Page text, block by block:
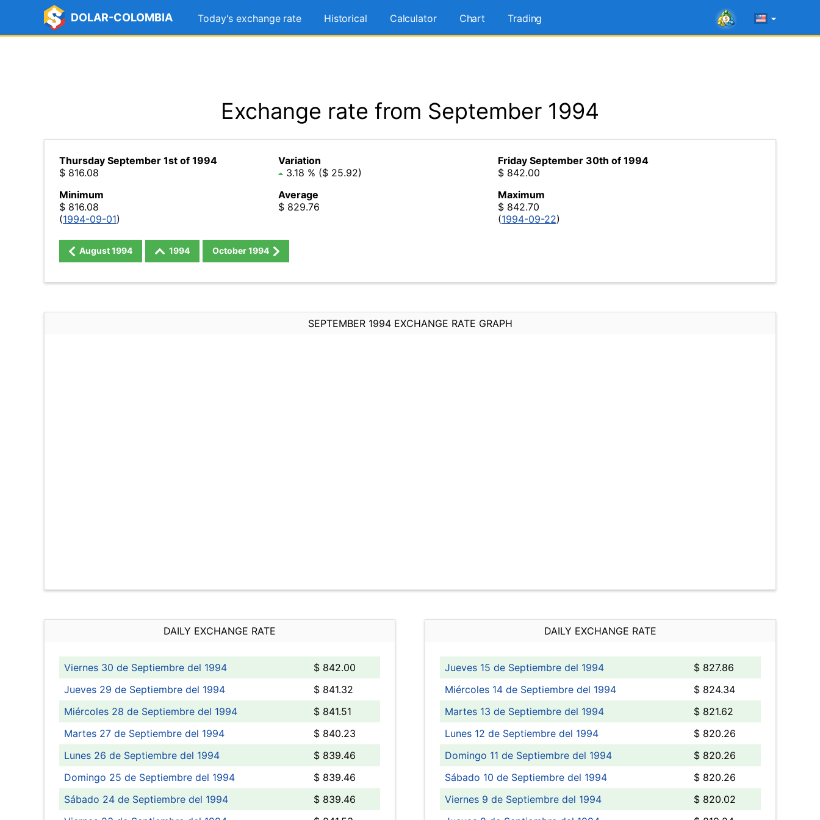
DOLAR-COLOMBIA Today's exchange rate Historical Calculator Chart Trading
Exchange rate from September 1994
Thursday September 1st of 1994
$ 816.08
Variation
3.18 % ($ 25.92)
Friday September 30th of 1994
$ 842.00
Minimum
$ 816.08
(1994-09-01)
Average
$ 829.76
Maximum
$ 842.70
(1994-09-22)
August1994 1994 October1994
SEPTEMBER 1994 EXCHANGE RATE GRAPH
DAILY EXCHANGE RATE
Viernes 30 de Septiembre del 1994
$ 842.00
Jueves 29 de Septiembre del 1994
$ 841.32
Miércoles 28 de Septiembre del 1994
$ 841.51
Martes 27 de Septiembre del 1994
$ 840.23
Lunes 26 de Septiembre del 1994
$ 839.46
Domingo 25 de Septiembre del 1994
$ 839.46
Sábado 24 de Septiembre del 1994
$ 839.46
DAILY EXCHANGE RATE
Jueves 15 de Septiembre del 1994
$ 827.86
Miércoles 14 de Septiembre del 1994
$ 824.34
Martes 13 de Septiembre del 1994
$ 821.62
Lunes 12 de Septiembre del 1994
$ 820.26
Domingo 11 de Septiembre del 1994
$ 820.26
Sábado 10 de Septiembre del 1994
$ 820.26
Viernes 9 de Septiembre del 1994
$ 820.02